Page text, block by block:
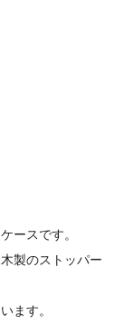
ースです。
製のストッパー
ます。